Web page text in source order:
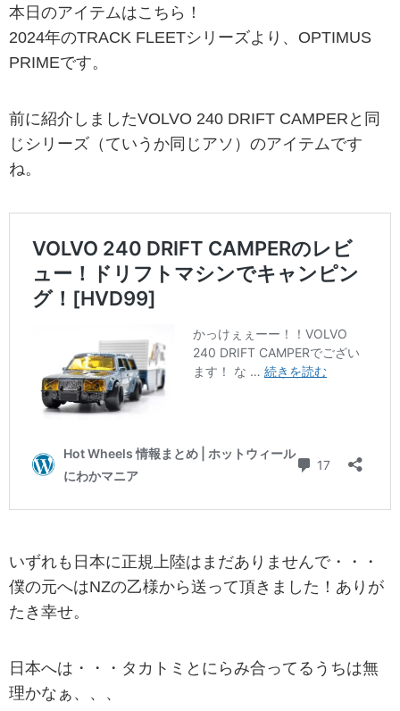
本日のアイテムはこちら！
2024年のTRACK FLEETシリーズより、OPTIMUS
PRIMEです。
前に紹介しましたVOLVO 240 DRIFT CAMPERと同
じシリーズ（ていうか同じアソ）のアイテムです
ね。
いずれも日本に正規上陸はまだありませんで・・・
僕の元へはNZの乙様から送って頂きました！ありが
たき幸せ。
日本へは・・・タカトミとにらみ合ってるうちは無
理かなぁ、、、